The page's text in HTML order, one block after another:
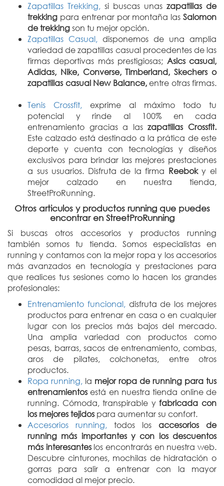
Zapatillas Trekking, si buscas unas zapatillas de
trekking para entrenar por montaña las Salomon
de trekkingson tu mejor opción.
Zapatillas Casual, disponemos de una amplia
variedad de zapatillas casual procedentes de las
firmas deportivas más prestigiosas; Asics casual,
Adidas, Nike, Converse, Timberland, Skechers o
zapatillas casual New Balance,entre otras firmas.
Tenis Crossfit, exprime al máximo todo tu
potencial y rinde al 100% en cada
entrenamiento gracias a laszapatillas Crossfit.
Este calzado está destinado a la prática de este
deporte y cuenta con tecnologías y diseños
exclusivos para brindar las mejores prestaciones
a sus usuarios. Disfruta de la firma Reeboky el
mejor calzado en nuestra tienda,
StreetProRunning.
Otros articulos y productos running que puedes
encontrar en StreetProRunning
Si buscas otros accesorios y productos running
también somos tu tienda. Somos especialistas en
running y contamos con la mejor ropa y los accesorios
más avanzados en tecnología y prestaciones para
que realices tus sesiones como lo hacen los grandes
profesionales:
Entrenamiento funcional,disfruta de los mejores
productos para entrenar en casa o en cualquier
lugar con los precios más bajos del mercado.
Una amplia variedad con productos como
pesas, barras, sacos de entrenamiento, combas,
aros de pilates, colchonetas, entre otros
productos.
Ropa running, la mejor ropa de running para tus
entrenamientos está en nuestra tienda online de
running. Cómoda, transpirable yfabricada con
los mejores tejidos para aumentar su confort.
Accesorios running, todos los accesorios de
running más importantes y con los descuentos
más interesantes los encontrarás en nuestra web.
Descubre cinturones, mochilas de hidratación o
gorras para salir a entrenar con la mayor
comodidad al mejor precio.